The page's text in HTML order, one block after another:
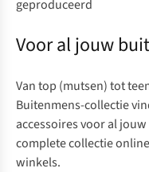
Voor al jouw
Van top (mutsen) tot
Buitenmens-collectie
accessoires voor al
complete collectie online
winkels.